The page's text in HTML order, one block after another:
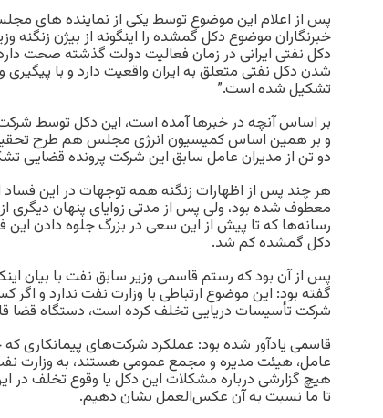
پس از اعلام این موضوع توسط یکی از نماینده های
خبرنگاران موضوع دکل گمشده را اینگونه از بیژن زنگنه
دکل نفتی ایرانی در زمان فعالیت دولت گذشته صحت
شدن دکل نفتی متعلق به ایران واقعیت دارد و با
تشکیل شده است.”
بر اساس آنچه در خبرها آمده است، این دکل توسط
و بر همین اساس کمیسیون انرژی مجلس هم طرح
دو تن از مدیران عامل سابق این شرکت پرونده قضایی
هر چند پس از اظهارات زنگنه همه توجهات در این
معطوف شده بود، ولی پس از مدتی زوایای پنهان دیگری
رسانه‌ها که تا پیش از این سعی در بزرگ جلوه دادن این
دکل گمشده کم شد.
پس از آن بود که رستم قاسمی وزیر سابق نفت با بیان
گفته بود: این موضوع ارتباطی با وزارت نفت ندارد و اگر
شرکت تأسیسات دریایی تخلف کرده است، دستگاه قضا
قاسمی یادآور شده بود: عملکرد شرکت­‌های پیمانکاری
عامل، هیئت مدیره و مجمع عمومی هستند، به وزارت
هیچ گزارشی درباره مشکلات این دکل یا وقوع تخلف در
تا ما نسبت به آن عکس‌العمل نشان دهیم.